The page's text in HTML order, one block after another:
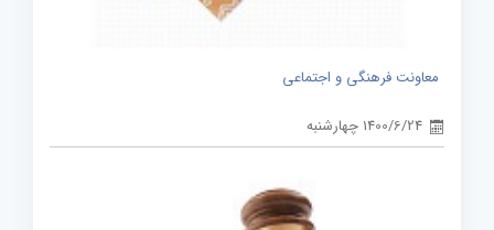
معاونت فرهنگی و اجتماعی
1400/6/24 چهارشنبه